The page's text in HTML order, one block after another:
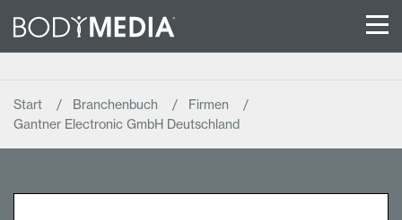
Start Branchenbuch
Firmen
Gantner Electronic GmbH Deutschland